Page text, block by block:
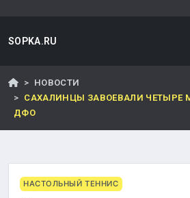
SOPKA.RU
НОВОСТИ
САХАЛИНЦЫ ЗАВОЕВАЛИ ЧЕТЫРЕ
ДФО
НАСТОЛЬНЫЙ ТЕННИС